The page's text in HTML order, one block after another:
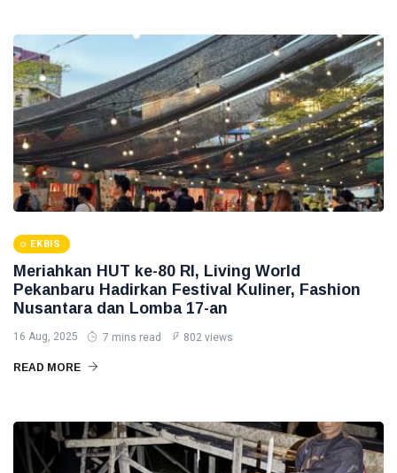
Negara
Menjaga
Ketahanan
Energi
Nasional
Prabowo Subianto
Indonesia
Pekanbaru
Pilkada 2024
Donald Trump
PT IKPP Perawang
KPK
EKBIS
Meriahkan HUT ke-80 RI, Living World
Pekanbaru Hadirkan Festival Kuliner, Fashion
Nusantara dan Lomba 17-an
16 Aug, 2025 7 mins read 802 views
READ MORE